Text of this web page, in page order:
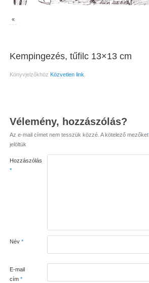
«
Kempingezés, tűfilc 13×13 cm
Könyvjelzőkhöz Közvetlen link
Vélemény, hozzászólás?
Az e-mail címet nem tesszük közzé. A kötelező mezőket
jelöltük
Hozzászólás
*
Név *
E-mail
cím *